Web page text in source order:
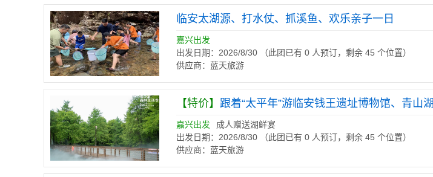
临安太湖源、打水仗、抓溪鱼、欢乐亲子一日
嘉兴出发
出发日期：2026/8/30 （此团已有 0 人预订，剩余 45 个位置）
供应商：蓝天旅游
【特价】 跟着“太平年”游临安钱王遗址博物馆、青山
嘉兴出发
成人赠送湖鲜宴
出发日期：2026/8/30 （此团已有 0 人预订，剩余 45 个位置）
供应商：蓝天旅游